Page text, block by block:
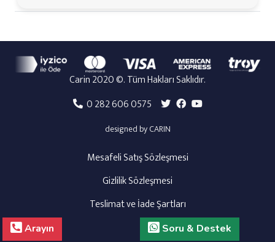
Carin 2020 ©. Tüm Hakları Saklıdır.
0 282 606 0575
designed by CARIN
Mesafeli Satış Sözleşmesi
Gizlilik Sözleşmesi
Teslimat ve İade Şartları
Arayın Soru & Destek